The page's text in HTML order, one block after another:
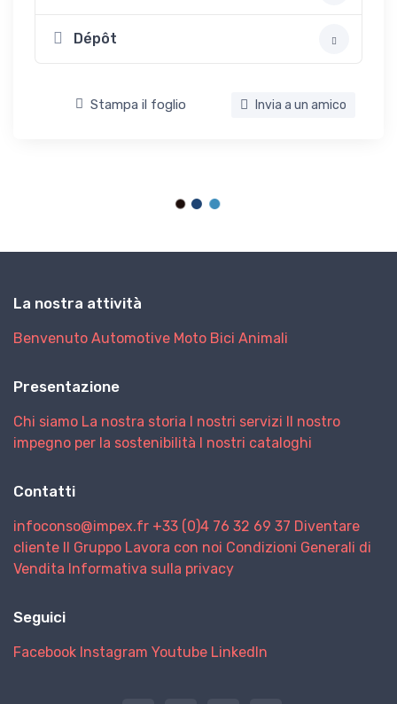
Dépôt
Stampa il foglio Invia a un amico
La nostra attività
Benvenuto Automotive Moto Bici Animali
Presentazione
Chi siamo La nostra storia I nostri servizi Il nostro
impegno per la sostenibilità I nostri cataloghi
Contatti
infoconso@impex.fr +33 (0)4 76 32 69 37 Diventare
cliente Il Gruppo Lavora con noi Condizioni Generali di
Vendita Informativa sulla privacy
Seguici
Facebook Instagram Youtube LinkedIn